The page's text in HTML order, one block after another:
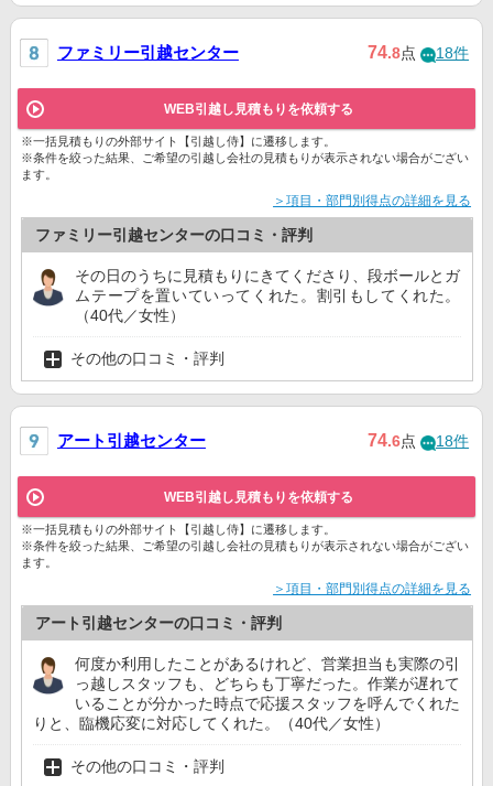
ファミリー引越センター 74.8点 18件
WEB引越し見積もりを依頼する
※一括見積もりの外部サイト【引越し侍】に遷移します。
※条件を絞った結果、ご希望の引越し会社の見積もりが表示されない場合がござい
ます。
＞項目・部門別得点の詳細を見る
ファミリー引越センターの口コミ・評判
その日のうちに見積もりにきてくださり、段ボールとガ
ムテープを置いていってくれた。割引もしてくれた。
（40代／女性）
その他の口コミ・評判
アート引越センター 74.6点 18件
WEB引越し見積もりを依頼する
※一括見積もりの外部サイト【引越し侍】に遷移します。
※条件を絞った結果、ご希望の引越し会社の見積もりが表示されない場合がござい
ます。
＞項目・部門別得点の詳細を見る
アート引越センターの口コミ・評判
何度か利用したことがあるけれど、営業担当も実際の引
っ越しスタッフも、どちらも丁寧だった。作業が遅れて
いることが分かった時点で応援スタッフを呼んでくれた
りと、臨機応変に対応してくれた。（40代／女性）
その他の口コミ・評判